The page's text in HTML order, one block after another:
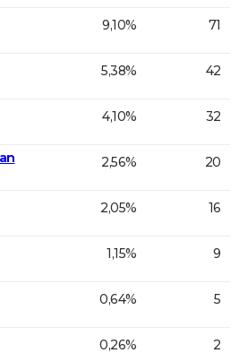
9,10% 71
5,38% 42
4,10% 32
2,56% 20
2,05% 16
1,15% 9
0,64% 5
0,26% 2